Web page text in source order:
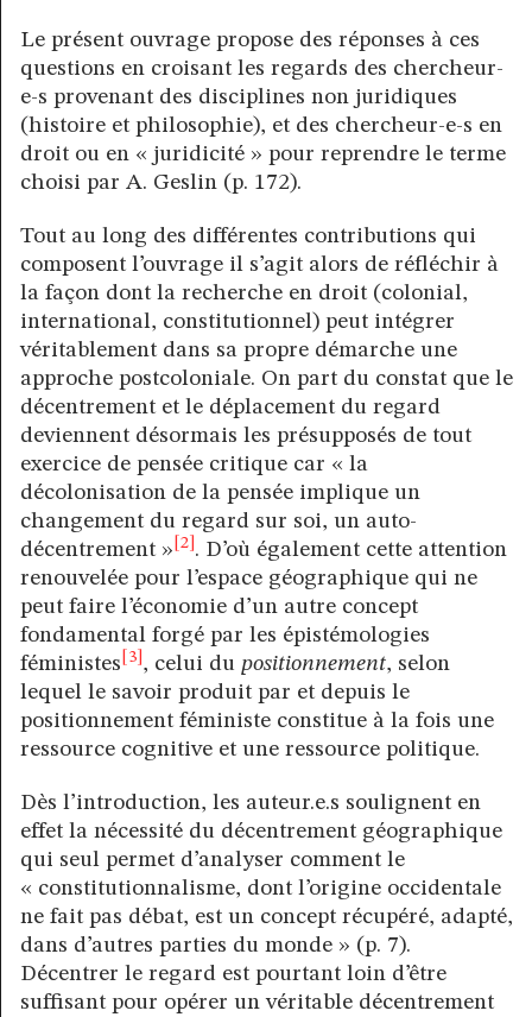
Le présent ouvrage propose des réponses à ces
questions en croisant les regards des chercheur-
e-s provenant des disciplines non juridiques
(histoire et philosophie), et des chercheur-e-s en
droit ou en « juridicité » pour reprendre le terme
choisi par A. Geslin (p. 172).
Tout au long des différentes contributions qui
composent l’ouvrage il s’agit alors de réfléchir à
la façon dont la recherche en droit (colonial,
international, constitutionnel) peut intégrer
véritablement dans sa propre démarche une
approche postcoloniale. On part du constat que le
décentrement et le déplacement du regard
deviennent désormais les présupposés de tout
exercice de pensée critique car « la
décolonisation de la pensée implique un
changement du regard sur soi, un auto-
décentrement » [2] . D’où également cette attention
renouvelée pour l’espace géographique qui ne
peut faire l’économie d’un autre concept
fondamental forgé par les épistémologies
féministes [3] , celui du positionnement, selon
lequel le savoir produit par et depuis le
positionnement féministe constitue à la fois une
ressource cognitive et une ressource politique.
Dès l’introduction, les auteur.e.s soulignent en
effet la nécessité du décentrement géographique
qui seul permet d’analyser comment le
« constitutionnalisme, dont l’origine occidentale
ne fait pas débat, est un concept récupéré, adapté,
dans d’autres parties du monde » (p. 7).
Décentrer le regard est pourtant loin d’être
suffisant pour opérer un véritable décentrement